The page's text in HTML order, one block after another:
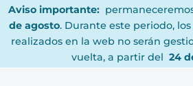
Aviso importante:
de agosto. Durante este periodo,
realizados en la web no serán
vuelta, a partir del 24